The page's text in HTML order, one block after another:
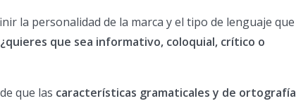
la personalidad de la marca y el tipo de lenguaje que
¿quieres que sea informativo, coloquial, crítico o
que las características gramaticales y de ortografía